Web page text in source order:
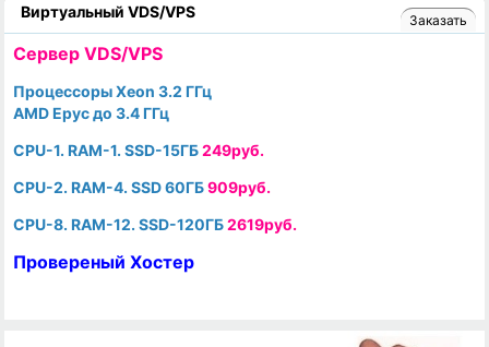
Виртуальный VDS/VPS Заказать
Cервер VDS/VPS
Процессоры Xeon 3.2 ГГц
AMD Epyc до 3.4 ГГц
CPU-1. RAM-1. SSD-15ГБ249руб.
CPU-2. RAM-4. SSD 60ГБ909руб.
CPU-8. RAM-12. SSD-120ГБ2619руб.
Провереный Хостер